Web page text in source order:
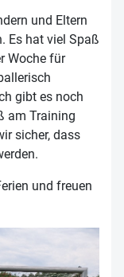
und Eltern
Es hat viel Spaß
Woche für
gibt es noch
am Training
sicher, dass
und freuen